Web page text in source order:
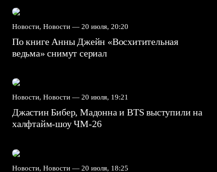
Новости, Новости — 20 июля, 20:20
По книге Анны Джейн «Восхитительная
ведьма» снимут сериал
Новости, Новости — 20 июля, 19:21
Джастин Бибер, Мадонна и BTS выступили на
халфтайм-шоу ЧМ-26
Новости, Новости — 20 июля, 18:25